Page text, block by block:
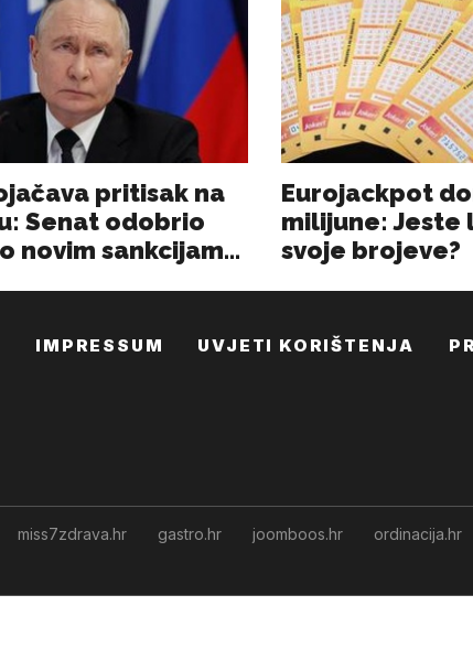
IMPRESSUM UVJETI KORIŠTENJA
miss7zdrava.hr gastro.hr joomboos.hr ordinacija.hr